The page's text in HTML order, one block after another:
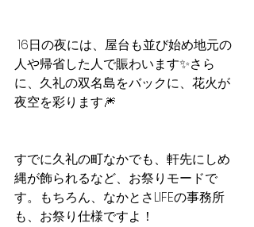
人や帰省した人で賑わいます✨さら
に、久礼の双名島をバックに、花火が
夜空を彩ります🎆
すでに久礼の町なかでも、軒先にしめ
縄が飾られるなど、お祭りモードで
す。もちろん、なかとさLIFEの事務所
も、お祭り仕様ですよ！